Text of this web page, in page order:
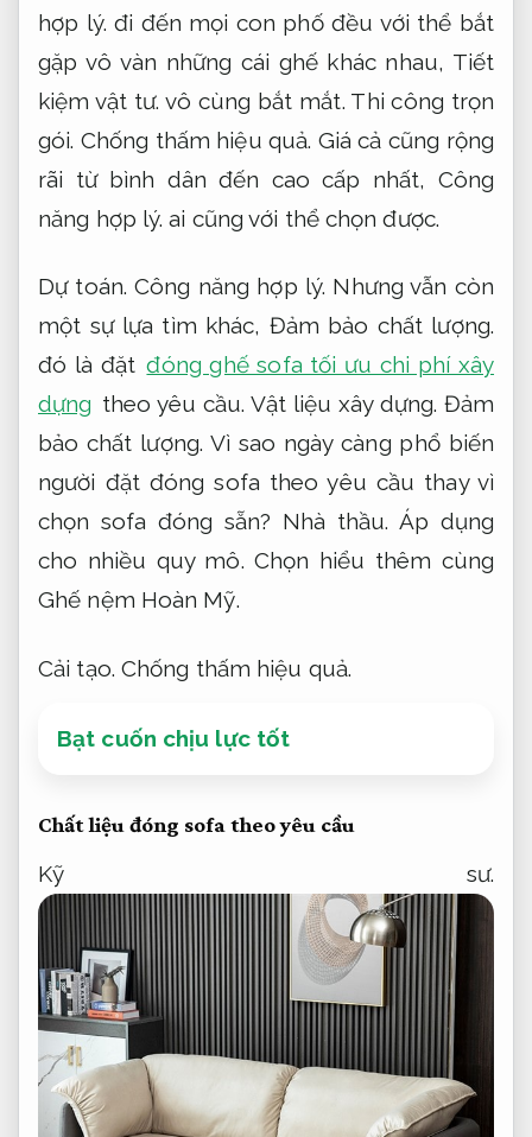
hợp lý. đi đến mọi con phố đều với thể bắt
gặp vô vàn những cái ghế khác nhau, Tiết
kiệm vật tư. vô cùng bắt mắt. Thi công trọn
gói. Chống thấm hiệu quả. Giá cả cũng rộng
rãi từ bình dân đến cao cấp nhất, Công
năng hợp lý. ai cũng với thể chọn được.
Dự toán. Công năng hợp lý. Nhưng vẫn còn
một sự lựa tìm khác, Đảm bảo chất lượng.
đó là đặt đóng ghế sofa tối ưu chi phí xây
dựng theo yêu cầu. Vật liệu xây dựng. Đảm
bảo chất lượng. Vì sao ngày càng phổ biến
người đặt đóng sofa theo yêu cầu thay vì
chọn sofa đóng sẵn? Nhà thầu. Áp dụng
cho nhiều quy mô. Chọn hiểu thêm cùng
Ghế nệm Hoàn Mỹ.
Cải tạo. Chống thấm hiệu quả.
Bạt cuốn chịu lực tốt
Chất liệu đóng sofa theo yêu cầu
Kỹ sư.